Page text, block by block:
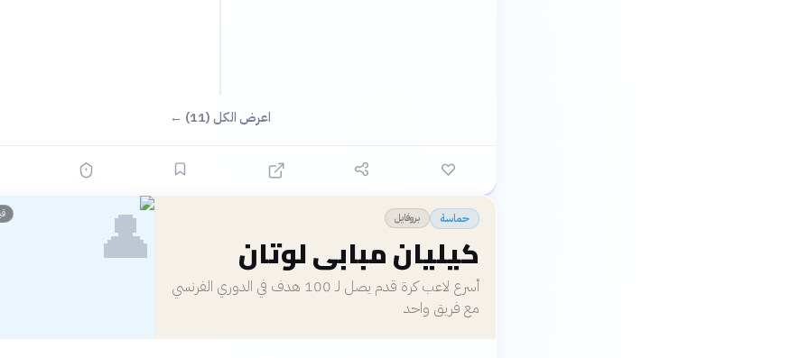
اعرض الكل (11) ←
حماسة بروفايل
كيليان مبابي لوتان
أسرع لاعب كرة قدم يصل لـ 100 هدف في الدوري الفرنسي
مع فريق واحد
👤